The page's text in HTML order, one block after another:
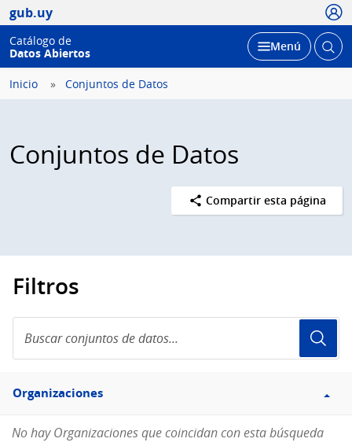
gub.uy
Catálogo de
Datos Abiertos
Desplegar
Menú Abrir
Inicio Conjuntos de Datos
Conjuntos de Datos
Compartir esta página
Filtros
conjuntos
de
Filtro
Organizaciones
Organizaciones
No hay Organizaciones que coincidan con esta búsqueda